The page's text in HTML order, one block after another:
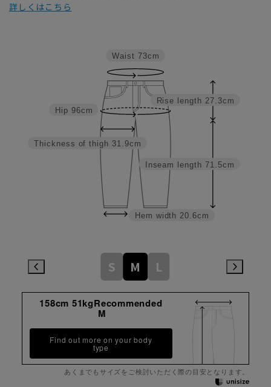
詳しくはこちら
Inseam length 71.5cm
Rise length 27.3cm
Hem width 20.6cm
Thickness of thigh 31.9cm
Hip 96cm
Waist 73cm
S M L
158cm 51kgRecommended
M
Find out more on your body
type
あくまでもサイズをご検討いただく際の目安となります。